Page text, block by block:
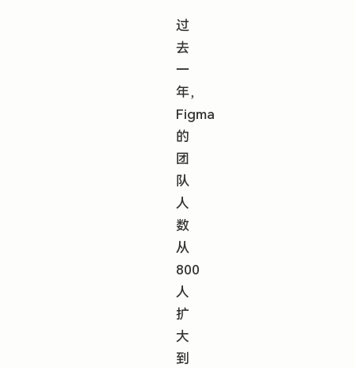
过
去
一
年，
Figma
的
团
队
人
数
从
800
人
扩
大
到